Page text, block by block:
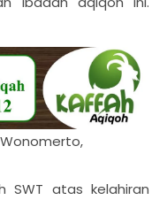
SWT atas kelahiran